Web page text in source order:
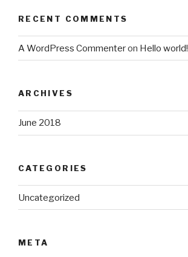
RECENT COMMENTS
A WordPress Commenteron Hello world!
ARCHIVES
June 2018
CATEGORIES
Uncategorized
META